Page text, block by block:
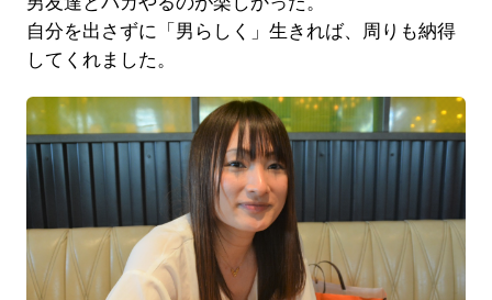
自分を出さずに「男らしく」生きれば、周りも納得
してくれました。